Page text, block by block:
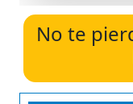
No te